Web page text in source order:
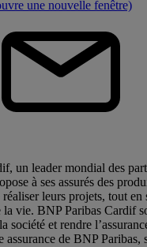
une nouvelle fenêtre)
un leader mondial des
à ses assurés des
leurs projets, tout en
la vie. BNP Paribas Cardif
société et rendre
assurance de BNP Paribas,